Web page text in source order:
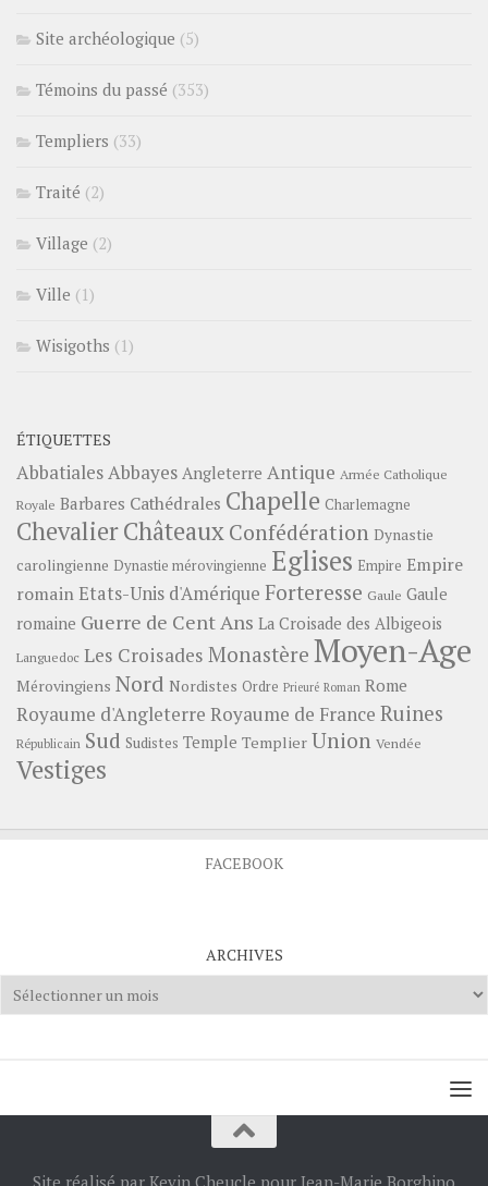
Site archéologique (5)
Témoins du passé (353)
Templiers (33)
Traité (2)
Village (2)
Ville (1)
Wisigoths (1)
ÉTIQUETTES
AbbatialesAbbayes Angleterre Antique Armée Catholique
Royale Barbares Cathédrales Chapelle Charlemagne
ChevalierChâteauxConfédération Dynastie
carolingienne Dynastie mérovingienne Eglises Empire Empire
romainEtats-Unis d'Amérique Forteresse Gaule Gaule
romaine Guerre de Cent Ans La Croisade des Albigeois
Languedoc Les Croisades Monastère Moyen-Age
Mérovingiens Nord Nordistes Ordre Prieuré Roman Rome
Royaume d'Angleterre Royaume de France Ruines
Républicain Sud Sudistes Temple Templier Union Vendée
Vestiges
FACEBOOK
ARCHIVES
Archives